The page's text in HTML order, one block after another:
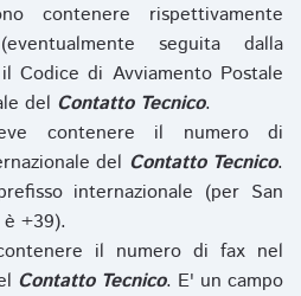
contenere rispettivamente
seguita dalla
Codice di Avviamento Postale
del Contatto Tecnico.
contenere il numero di
del Contatto Tecnico.
internazionale (per San
+39).
il numero di fax nel
Contatto Tecnico. E' un campo